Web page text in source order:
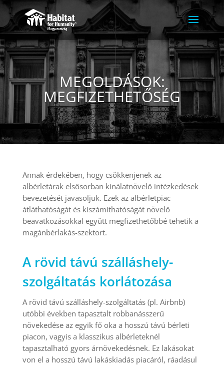
MEGOLDÁSOK:
MEGFIZETHETŐSÉG
Annak érdekében, hogy csökkenjenek az
albérletárak elsősorban kínálatnövelő intézkedések
bevezetését javasoljuk. Ezek az albérletpiac
átláthatóságát és kiszámíthatóságát növelő
beavatkozásokkal együtt megfizethetőbbé tehetik a
magánbérlakás-szektort.
A rövid távú szálláshely-
szolgáltatás korlátozása
A rövid távú szálláshely-szolgáltatás (pl. Airbnb)
utóbbi években tapasztalt robbanásszerű
növekedése az egyik fő oka a hosszú távú bérleti
piacon, vagyis a klasszikus albérleteknél
tapasztalható gyors árnövekedésnek. Ez lakásokat
von el a hosszú távú lakáskiadás piacáról, ráadásul